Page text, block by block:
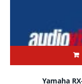
Yamaha